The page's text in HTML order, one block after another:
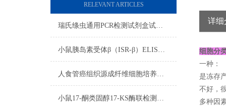
RELEVANT ARTICLES
瑞氏绦虫通用PCR检测试剂盒试剂准备步骤
小鼠胰岛素受体β（ISR-β）ELISA免费代测试剂盒实验操作技巧
人食管癌组织源成纤维细胞培养步骤
小鼠17-酮类固醇17-KS酶联检测试剂盒测定步骤
详细
细胞分
一种：
是冻存
不好，
多种因